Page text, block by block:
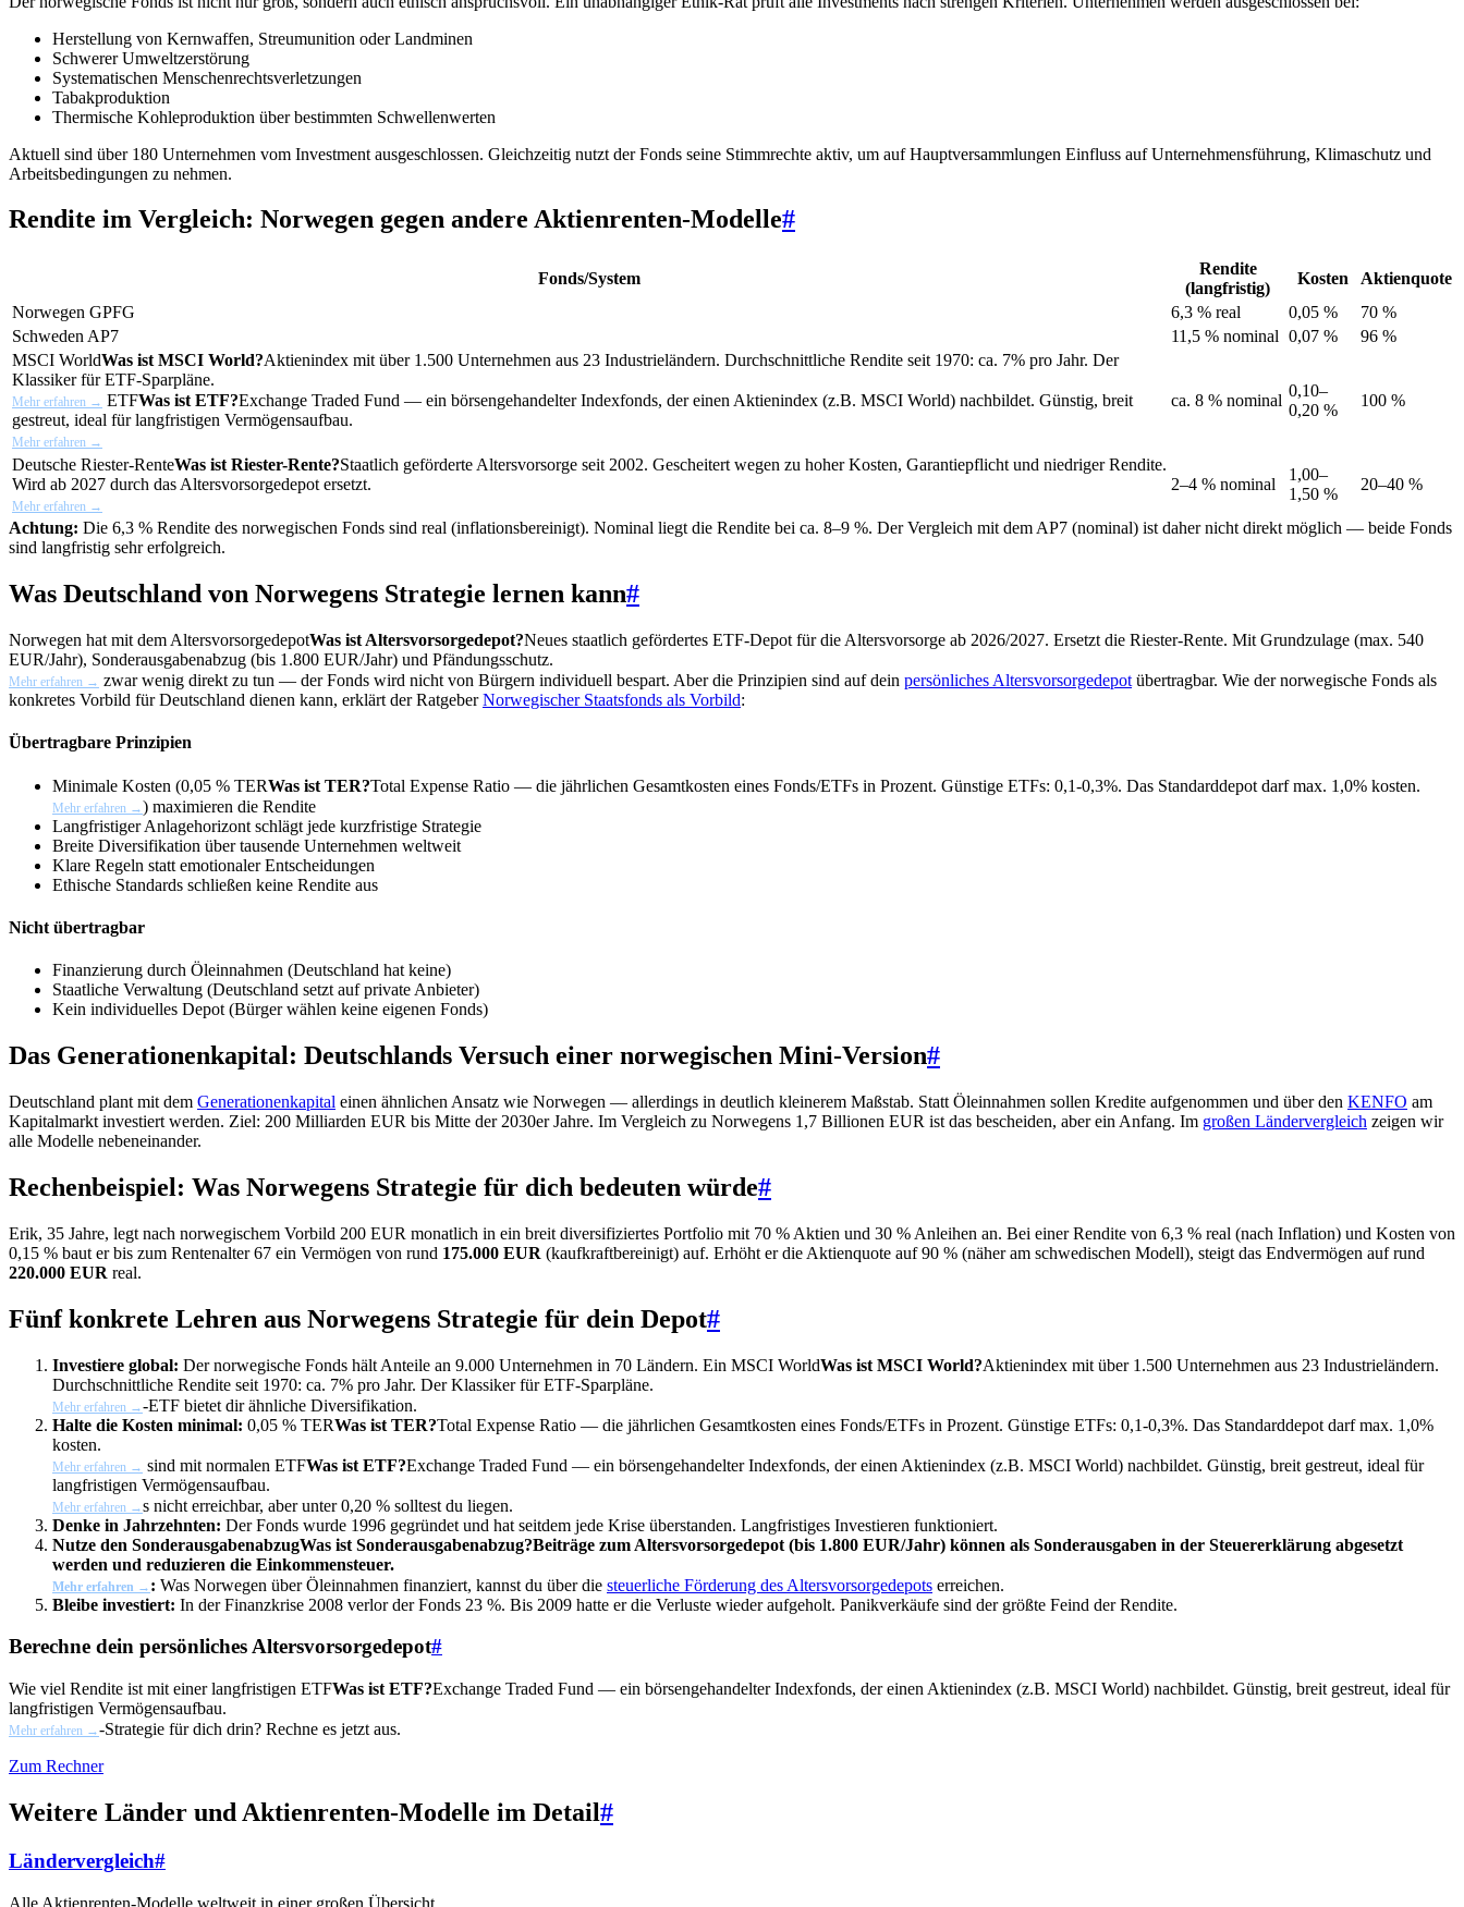
Herstellung von Kernwaffen, Streumunition oder Landminen
Schwerer Umweltzerstörung
Systematischen Menschenrechtsverletzungen
Tabakproduktion
Thermische Kohleproduktion über bestimmten Schwellenwerten
Aktuell sind über 180 Unternehmen vom Investment ausgeschlossen. Gleichzeitig nutzt der Fonds seine Stimmrechte aktiv, um auf Hauptversammlungen Einfluss auf Unternehmensführung, Klimaschutz und
Arbeitsbedingungen zu nehmen.
Rendite im Vergleich: Norwegen gegen andere Aktienrenten-Modelle#
Fonds/System
Rendite
(langfristig)
Kosten
Aktienquote
Norwegen GPFG
6,3 % real 0,05 %
70 %
Schweden AP7
11,5 % nominal 0,07 %
96 %
MSCI WorldWas ist MSCI World?Aktienindex mit über 1.500 Unternehmen aus 23 Industrieländern. Durchschnittliche Rendite seit 1970: ca. 7% pro Jahr. Der
Klassiker für ETF-Sparpläne.
Mehr erfahren → ETFWas ist ETF?Exchange Traded Fund — ein börsengehandelter Indexfonds, der einen Aktienindex (z.B. MSCI World) nachbildet. Günstig, breit
gestreut, ideal für langfristigen Vermögensaufbau.
Mehr erfahren →
ca. 8 % nominal
0,10–
0,20 %
100 %
Deutsche Riester-RenteWas ist Riester-Rente?Staatlich geförderte Altersvorsorge seit 2002. Gescheitert wegen zu hoher Kosten, Garantiepflicht und niedriger Rendite.
Wird ab 2027 durch das Altersvorsorgedepot ersetzt.
Mehr erfahren →
2–4 % nominal
1,00–
1,50 %
20–40 %
Achtung: Die 6,3 % Rendite des norwegischen Fonds sind real (inflationsbereinigt). Nominal liegt die Rendite bei ca. 8–9 %. Der Vergleich mit dem AP7 (nominal) ist daher nicht direkt möglich — beide Fonds
sind langfristig sehr erfolgreich.
Was Deutschland von Norwegens Strategie lernen kann#
Norwegen hat mit dem AltersvorsorgedepotWas ist Altersvorsorgedepot?Neues staatlich gefördertes ETF-Depot für die Altersvorsorge ab 2026/2027. Ersetzt die Riester-Rente. Mit Grundzulage (max. 540
EUR/Jahr), Sonderausgabenabzug (bis 1.800 EUR/Jahr) und Pfändungsschutz.
Mehr erfahren → zwar wenig direkt zu tun — der Fonds wird nicht von Bürgern individuell bespart. Aber die Prinzipien sind auf dein persönliches Altersvorsorgedepot übertragbar. Wie der norwegische Fonds als
konkretes Vorbild für Deutschland dienen kann, erklärt der RatgeberNorwegischer Staatsfonds als Vorbild:
Übertragbare Prinzipien
Minimale Kosten (0,05 % TERWas ist TER?Total Expense Ratio — die jährlichen Gesamtkosten eines Fonds/ETFs in Prozent. Günstige ETFs: 0,1-0,3%. Das Standarddepot darf max. 1,0% kosten.
Mehr erfahren →) maximieren die Rendite
Langfristiger Anlagehorizont schlägt jede kurzfristige Strategie
Breite Diversifikation über tausende Unternehmen weltweit
Klare Regeln statt emotionaler Entscheidungen
Ethische Standards schließen keine Rendite aus
Nicht übertragbar
Finanzierung durch Öleinnahmen (Deutschland hat keine)
Staatliche Verwaltung (Deutschland setzt auf private Anbieter)
Kein individuelles Depot (Bürger wählen keine eigenen Fonds)
Das Generationenkapital: Deutschlands Versuch einer norwegischen Mini-Version#
Deutschland plant mit dem Generationenkapital einen ähnlichen Ansatz wie Norwegen — allerdings in deutlich kleinerem Maßstab. Statt Öleinnahmen sollen Kredite aufgenommen und über den KENFO am
Kapitalmarkt investiert werden. Ziel: 200 Milliarden EUR bis Mitte der 2030er Jahre. Im Vergleich zu Norwegens 1,7 Billionen EUR ist das bescheiden, aber ein Anfang. Im großen Ländervergleich zeigen wir
alle Modelle nebeneinander.
Rechenbeispiel: Was Norwegens Strategie für dich bedeuten würde#
Erik, 35 Jahre, legt nach norwegischem Vorbild 200 EUR monatlich in ein breit diversifiziertes Portfolio mit 70 % Aktien und 30 % Anleihen an. Bei einer Rendite von 6,3 % real (nach Inflation) und Kosten von
0,15 % baut er bis zum Rentenalter 67 ein Vermögen von rund 175.000 EUR (kaufkraftbereinigt) auf. Erhöht er die Aktienquote auf 90 % (näher am schwedischen Modell), steigt das Endvermögen auf rund
220.000 EUR real.
Fünf konkrete Lehren aus Norwegens Strategie für dein Depot#
Investiere global: Der norwegische Fonds hält Anteile an 9.000 Unternehmen in 70 Ländern. Ein MSCI WorldWas ist MSCI World?Aktienindex mit über 1.500 Unternehmen aus 23 Industrieländern.
Durchschnittliche Rendite seit 1970: ca. 7% pro Jahr. Der Klassiker für ETF-Sparpläne.
Mehr erfahren →-ETF bietet dir ähnliche Diversifikation.
Halte die Kosten minimal: 0,05 % TERWas ist TER?Total Expense Ratio — die jährlichen Gesamtkosten eines Fonds/ETFs in Prozent. Günstige ETFs: 0,1-0,3%. Das Standarddepot darf max. 1,0%
kosten.
Mehr erfahren → sind mit normalen ETFWas ist ETF?Exchange Traded Fund — ein börsengehandelter Indexfonds, der einen Aktienindex (z.B. MSCI World) nachbildet. Günstig, breit gestreut, ideal für
langfristigen Vermögensaufbau.
Mehr erfahren →s nicht erreichbar, aber unter 0,20 % solltest du liegen.
Denke in Jahrzehnten: Der Fonds wurde 1996 gegründet und hat seitdem jede Krise überstanden. Langfristiges Investieren funktioniert.
Nutze den SonderausgabenabzugWas ist Sonderausgabenabzug?Beiträge zum Altersvorsorgedepot (bis 1.800 EUR/Jahr) können als Sonderausgaben in der Steuererklärung abgesetzt
werden und reduzieren die Einkommensteuer.
Mehr erfahren → : Was Norwegen über Öleinnahmen finanziert, kannst du über die steuerliche Förderung des Altersvorsorgedepots erreichen.
Bleibe investiert: In der Finanzkrise 2008 verlor der Fonds 23 %. Bis 2009 hatte er die Verluste wieder aufgeholt. Panikverkäufe sind der größte Feind der Rendite.
Berechne dein persönliches Altersvorsorgedepot#
Wie viel Rendite ist mit einer langfristigen ETFWas ist ETF?Exchange Traded Fund — ein börsengehandelter Indexfonds, der einen Aktienindex (z.B. MSCI World) nachbildet. Günstig, breit gestreut, ideal für
langfristigen Vermögensaufbau.
Mehr erfahren →-Strategie für dich drin? Rechne es jetzt aus.
Zum Rechner
Weitere Länder und Aktienrenten-Modelle im Detail#
Ländervergleich#
Alle Aktienrenten-Modelle weltweit in einer großen Übersicht.